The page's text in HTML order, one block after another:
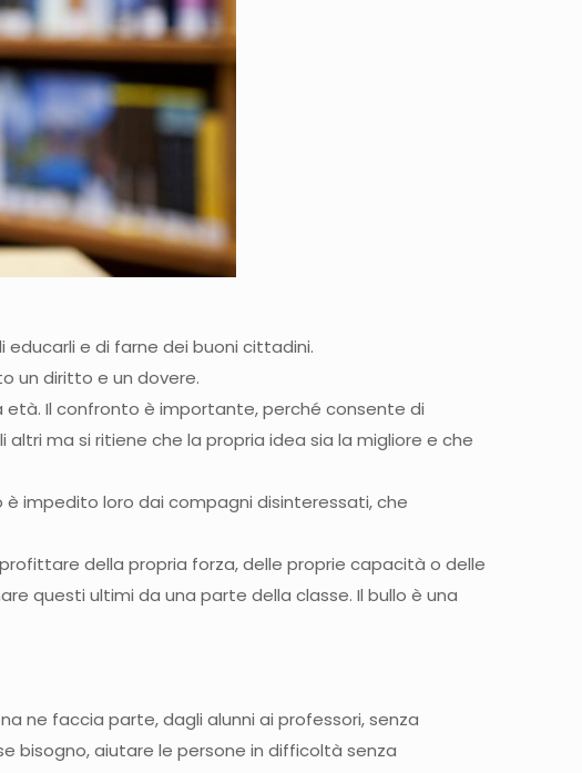
educarli e di farne dei buoni cittadini.
un diritto e un dovere.
età. Il confronto è importante, perché consente di
ma si ritiene che la propria idea sia la migliore e che
impedito loro dai compagni disinteressati, che
della propria forza, delle proprie capacità o delle
questi ultimi da una parte della classe. Il bullo è una
ne faccia parte, dagli alunni ai professori, senza
bisogno, aiutare le persone in difficoltà senza